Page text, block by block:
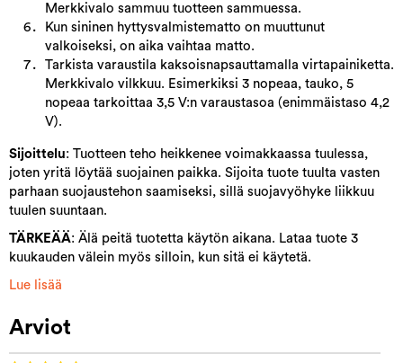
Merkkivalo sammuu tuotteen sammuessa.
Kun sininen hyttysvalmistematto on muuttunut
valkoiseksi, on aika vaihtaa matto.
Tarkista varaustila kaksoisnapsauttamalla virtapainiketta.
Merkkivalo vilkkuu. Esimerkiksi 3 nopeaa, tauko, 5
nopeaa tarkoittaa 3,5 V:n varaustasoa (enimmäistaso 4,2
V).
Sijoittelu: Tuotteen teho heikkenee voimakkaassa tuulessa,
joten yritä löytää suojainen paikka. Sijoita tuote tuulta vasten
parhaan suojaustehon saamiseksi, sillä suojavyöhyke liikkuu
tuulen suuntaan.
TÄRKEÄÄ: Älä peitä tuotetta käytön aikana. Lataa tuote 3
kuukauden välein myös silloin, kun sitä ei käytetä.
Lue lisää
Arviot